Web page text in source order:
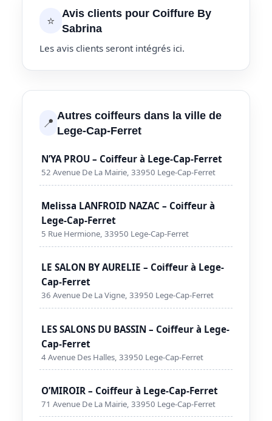
⭐
Avis clients pour Coiffure By
Sabrina
Les avis clients seront intégrés ici.
📍 Autres coiffeurs dans la ville de
Lege-Cap-Ferret
N’YA PROU – Coiffeur à Lege-Cap-Ferret
52 Avenue De La Mairie, 33950 Lege-Cap-Ferret
Melissa LANFROID NAZAC – Coiffeur à
Lege-Cap-Ferret
5 Rue Hermione, 33950 Lege-Cap-Ferret
LE SALON BY AURELIE – Coiffeur à Lege-
Cap-Ferret
36 Avenue De La Vigne, 33950 Lege-Cap-Ferret
LES SALONS DU BASSIN – Coiffeur à Lege-
Cap-Ferret
4 Avenue Des Halles, 33950 Lege-Cap-Ferret
O’MIROIR – Coiffeur à Lege-Cap-Ferret
71 Avenue De La Mairie, 33950 Lege-Cap-Ferret